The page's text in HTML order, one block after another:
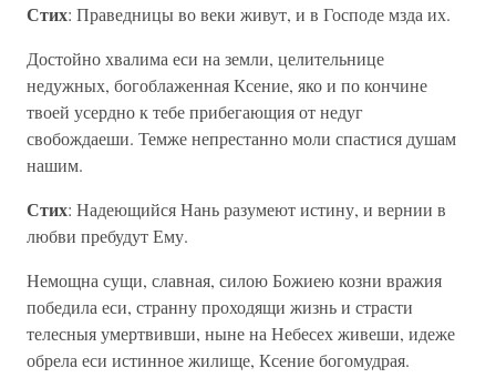
Стих: Праведницы во веки живут, и в Господе мзда их.
Достойно хвалима еси на земли, целительнице
недужных, богоблаженная Ксение, яко и по кончине
твоей усердно к тебе прибегающия от недуг
свобождаеши. Темже непрестанно моли спастися душам
нашим.
Стих: Надеющийся Нань разумеют истину, и вернии в
любви пребудут Ему.
Немощна сущи, славная, силою Божиею козни вражия
победила еси, странну проходящи жизнь и страсти
телесныя умертвивши, ныне на Небесех живеши, идеже
обрела еси истинное жилище, Ксение богомудрая.